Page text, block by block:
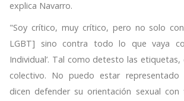
explica Navarro.
"Soy crítico, muy crítico, pero no solo
LGBT] sino contra todo lo que vaya
Individual’. Tal como detesto las
colectivo. No puedo estar
dicen defender su orientación sexual